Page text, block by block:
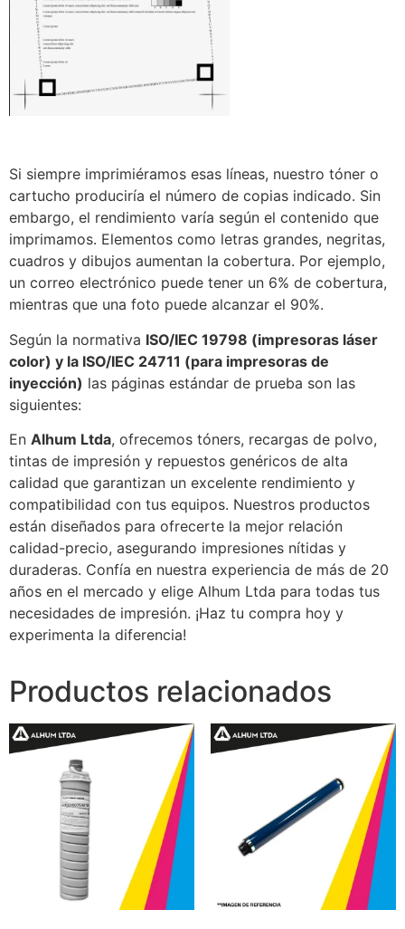
Si siempre imprimiéramos esas líneas, nuestro tóner o
cartucho produciría el número de copias indicado. Sin
embargo, el rendimiento varía según el contenido que
imprimamos. Elementos como letras grandes, negritas,
cuadros y dibujos aumentan la cobertura. Por ejemplo,
un correo electrónico puede tener un 6% de cobertura,
mientras que una foto puede alcanzar el 90%.
Según la normativa ISO/IEC 19798 (impresoras láser
color) y la ISO/IEC 24711 (para impresoras de
inyección) las páginas estándar de prueba son las
siguientes:
En Alhum Ltda, ofrecemos tóners, recargas de polvo,
tintas de impresión y repuestos genéricos de alta
calidad que garantizan un excelente rendimiento y
compatibilidad con tus equipos. Nuestros productos
están diseñados para ofrecerte la mejor relación
calidad-precio, asegurando impresiones nítidas y
duraderas. Confía en nuestra experiencia de más de 20
años en el mercado y elige Alhum Ltda para todas tus
necesidades de impresión. ¡Haz tu compra hoy y
experimenta la diferencia!
Productos relacionados